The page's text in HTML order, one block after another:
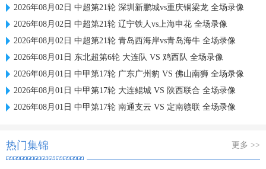
2026年08月02日 中超第21轮 深圳新鹏城vs重庆铜梁龙 全场录像
2026年08月02日 中超第21轮 辽宁铁人vs上海申花 全场录像
2026年08月02日 中超第21轮 青岛西海岸vs青岛海牛 全场录像
2026年08月01日 东北超第6轮 大连队 VS 鸡西队 全场录像
2026年08月01日 中甲第17轮 广东广州豹 VS 佛山南狮 全场录像
2026年08月01日 中甲第17轮 大连鲲城 VS 陕西联合 全场录像
2026年08月01日 中甲第17轮 南通支云 VS 定南赣联 全场录像
热门集锦 更多 >>